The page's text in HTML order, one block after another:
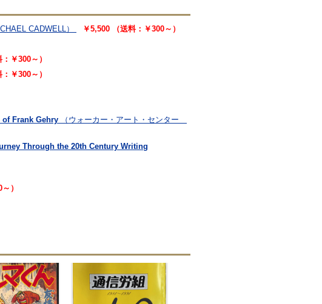
CADWELL）
￥5,500 （送料：￥300～）
￥300～）
￥300～）
of Frank Gehry
（ウォーカー・アート・センター
Through the 20th Century Writing
）